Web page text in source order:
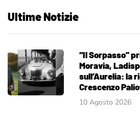
Ultime Notizie
“Il Sorpasso”
Moravia,
sull’Aurelia: la
Crescenzo
10 Agosto 2026